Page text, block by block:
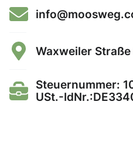
Waxweiler
Steuernummer:
USt.-